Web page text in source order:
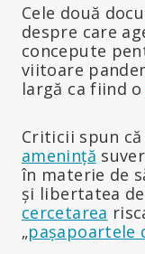
Cele două
despre care
concepute
viitoare
largă ca fiind o
Criticii spun
amenință
în materie de
și libertatea
cercetarea
„pașapoartele